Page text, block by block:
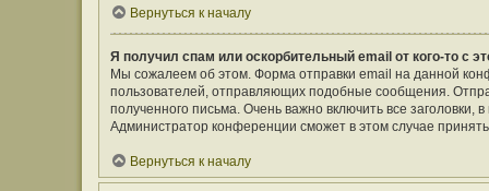
Вернуться к началу
Я получил спам или оскорбительный email от кого-то с
Мы сожалеем об этом. Форма отправки email на данной
пользователей, отправляющих подобные сообщения.
полученного письма. Очень важно включить все
Администратор конференции сможет в этом случае
Вернуться к началу